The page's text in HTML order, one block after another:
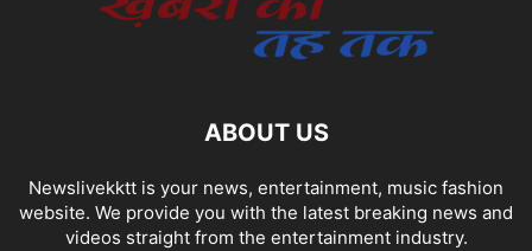
ABOUT US
Newslivekktt is your news, entertainment, music fashion
website. We provide you with the latest breaking news and
videos straight from the entertainment industry.